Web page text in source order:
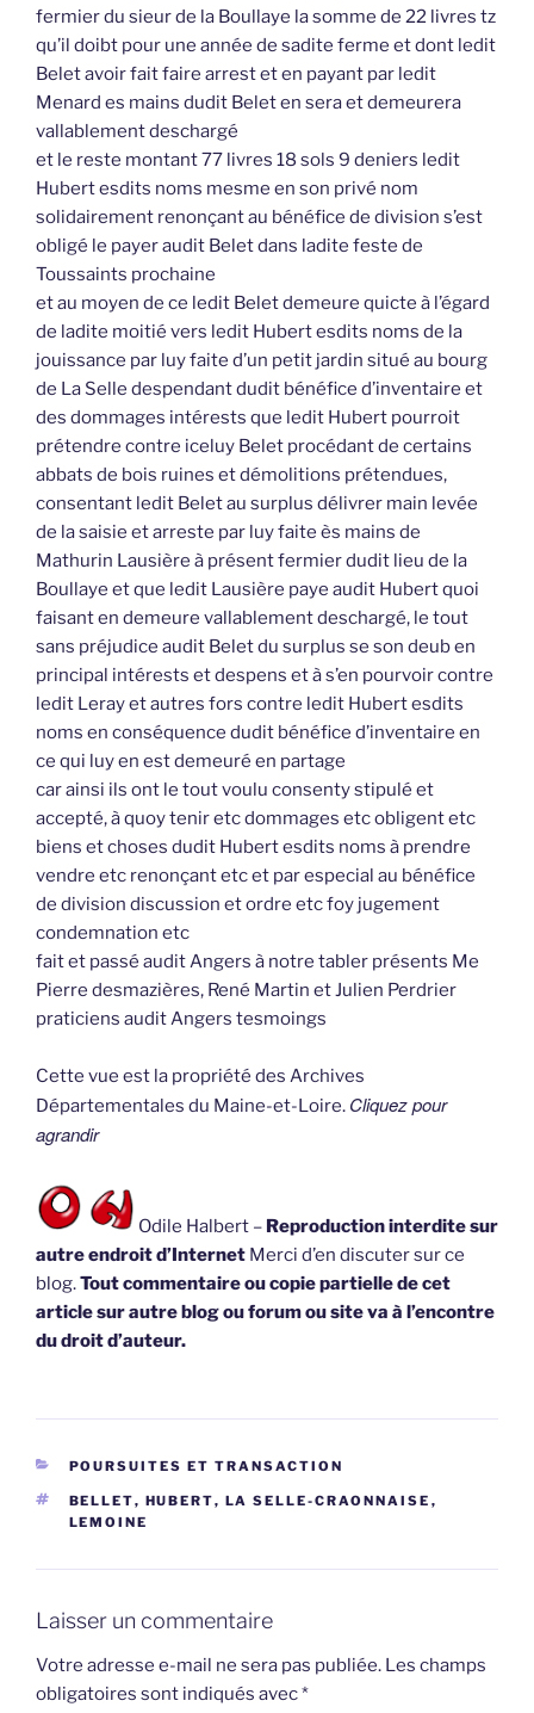
fermier du sieur de la Boullaye la somme de 22 livres tz
qu’il doibt pour une année de sadite ferme et dont ledit
Belet avoir fait faire arrest et en payant par ledit
Menard es mains dudit Belet en sera et demeurera
vallablement deschargé
et le reste montant 77 livres 18 sols 9 deniers ledit
Hubert esdits noms mesme en son privé nom
solidairement renonçant au bénéfice de division s’est
obligé le payer audit Belet dans ladite feste de
Toussaints prochaine
et au moyen de ce ledit Belet demeure quicte à l’égard
de ladite moitié vers ledit Hubert esdits noms de la
jouissance par luy faite d’un petit jardin situé au bourg
de La Selle despendant dudit bénéfice d’inventaire et
des dommages intérests que ledit Hubert pourroit
prétendre contre iceluy Belet procédant de certains
abbats de bois ruines et démolitions prétendues,
consentant ledit Belet au surplus délivrer main levée
de la saisie et arreste par luy faite ès mains de
Mathurin Lausière à présent fermier dudit lieu de la
Boullaye et que ledit Lausière paye audit Hubert quoi
faisant en demeure vallablement deschargé, le tout
sans préjudice audit Belet du surplus se son deub en
principal intérests et despens et à s’en pourvoir contre
ledit Leray et autres fors contre ledit Hubert esdits
noms en conséquence dudit bénéfice d’inventaire en
ce qui luy en est demeuré en partage
car ainsi ils ont le tout voulu consenty stipulé et
accepté, à quoy tenir etc dommages etc obligent etc
biens et choses dudit Hubert esdits noms à prendre
vendre etc renonçant etc et par especial au bénéfice
de division discussion et ordre etc foy jugement
condemnation etc
fait et passé audit Angers à notre tabler présents Me
Pierre desmazières, René Martin et Julien Perdrier
praticiens audit Angers tesmoings
Cette vue est la propriété des Archives
Départementales du Maine-et-Loire. Cliquez pour
agrandir
Odile Halbert – Reproduction interdite sur
autre endroit d’Internet Merci d’en discuter sur ce
blog.Tout commentaire ou copie partielle de cet
article sur autre blog ou forum ou site va à l’encontre
du droit d’auteur.
CATÉGORIES
POURSUITES ET TRANSACTION
ÉTIQUETTES
BELLET, HUBERT, LA SELLE-CRAONNAISE ,
LEMOINE
Laisser un commentaire
Votre adresse e-mail ne sera pas publiée. Les champs
obligatoires sont indiqués avec*